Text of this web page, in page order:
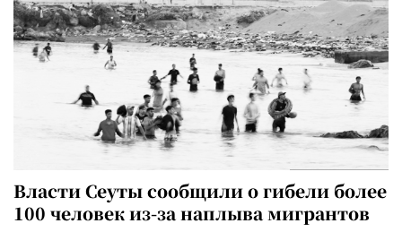
Власти Сеуты сообщили о гибели более
100 человек из-за наплыва мигрантов